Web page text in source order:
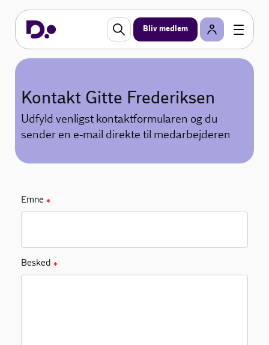
Bliv medlem
Kontakt Gitte Frederiksen
Udfyld venligst kontaktformularen og du
sender en e-mail direkte til medarbejderen
Emne ✱
Besked ✱